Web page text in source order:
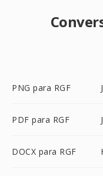
PNG para RGF
PDF para RGF
DOCX para RGF